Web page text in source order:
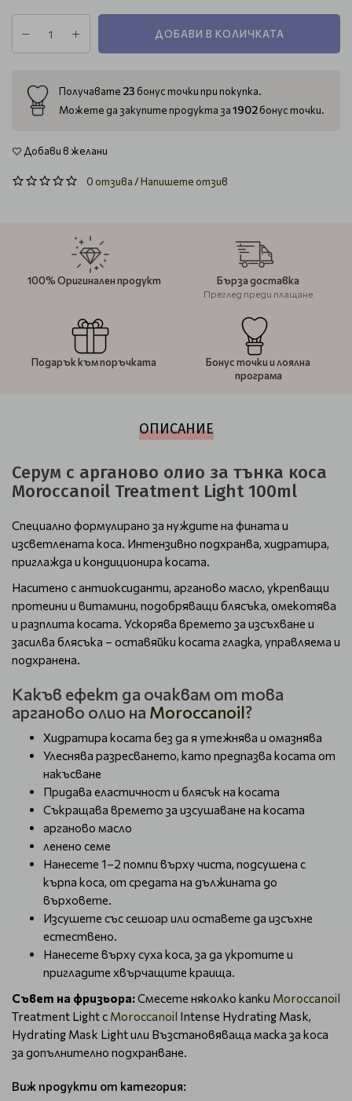
ДОБАВИ В КОЛИЧКАТА
Получавате 23 бонус точки при покупка.
Можете да закупите продукта за1902бонус точки.
Добави в желани
0 отзива/Напишете отзив
100% Оригинален продукт Бърза доставка
Преглед преди плащане
Подарък към поръчката
Бонус точки и лоялна
програма
ОПИСАНИЕ
Серум с арганово олио за тънка коса
Moroccanoil Treatment Light 100ml
Специално формулирано за нуждите на фината и
изсветлената коса. Интензивно подхранва, хидратира,
приглажда и кондиционира косата.
Наситено с антиоксиданти, арганово масло, укрепващи
протеини и витамини, подобряващи блясъка, омекотява
и разплита косата. Ускорява времето за изсъхване и
засилва блясъка – оставяйки косата гладка, управляема и
подхранена.
Какъв ефект да очаквам от това
арганово олио на Moroccanoil?
Хидратира косата без да я утежнява и омазнява
Улеснява разресването, като предпазва косата от
накъсване
Придава еластичност и блясък на косата
Съкращава времето за изсушаване на косата
арганово масло
ленено семе
Нанесете 1–2 помпи върху чиста, подсушена с
кърпа коса, от средата на дължината до
върховете.
Изсушете със сешоар или оставете да изсъхне
естествено.
Нанесете върху суха коса, за да укротите и
пригладите хвърчащите краища.
Съвет на фризьора:Смесете няколко капки Moroccanoil
Treatment Light с Moroccanoil Intense Hydrating Mask,
Hydrating Mask Light или Възстановяваща маска за коса
за допълнително подхранване.
Виж продукти от категория: